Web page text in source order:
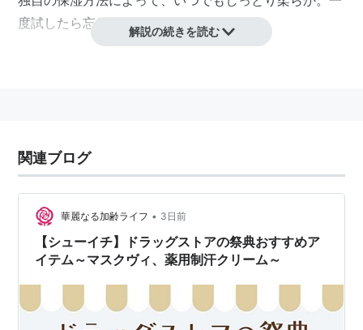
度試したら忘れられない肌触り。
ットにしてインターネットで限定販売したところ、アク
売した。
解説の続きを読む
関連ブログ
華麗なる加齢ライフ • 3日前
【シューイチ】ドラッグストアの祭典おすすめア
イテム～マスクヴィ、薬用制汗クリーム～